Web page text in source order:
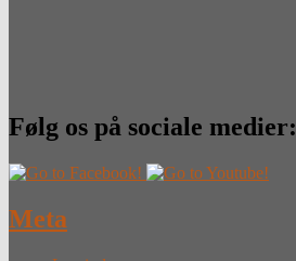
Følg os på sociale medier:
Meta